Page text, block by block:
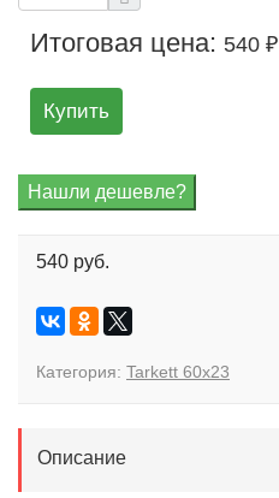
Итоговая цена: 540 ₽
Купить
540 руб.
Категория: Tarkett 60x23
Описание